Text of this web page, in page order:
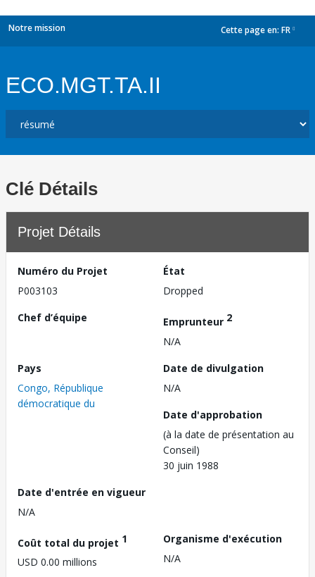
Notre mission Cette page en: FR
ECO.MGT.TA.II
Clé Détails
Projet Détails
Numéro du Projet
P003103
État
Dropped
Chef d’équipe
Emprunteur 2
N/A
Pays
Congo, République
démocratique du
Date de divulgation
N/A
Date d'approbation
(à la date de présentation au
Conseil)
30 juin 1988
Date d'entrée en vigueur
N/A
Coût total du projet 1
USD 0.00 millions
Organisme d'exécution
N/A